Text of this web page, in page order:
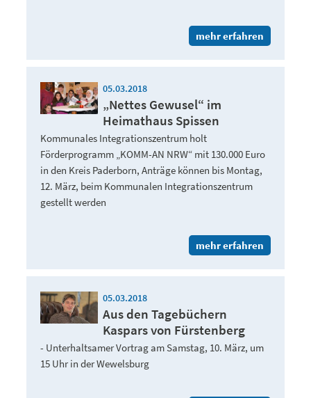
mehr erfahren
05.03.2018
„Nettes Gewusel“ im
Heimathaus Spissen
Kommunales Integrationszentrum holt
Förderprogramm „KOMM-AN NRW“ mit 130.000 Euro
in den Kreis Paderborn, Anträge können bis Montag,
12. März, beim Kommunalen Integrationszentrum
gestellt werden
mehr erfahren
05.03.2018
Aus den Tagebüchern
Kaspars von Fürstenberg
- Unterhaltsamer Vortrag am Samstag, 10. März, um
15 Uhr in der Wewelsburg